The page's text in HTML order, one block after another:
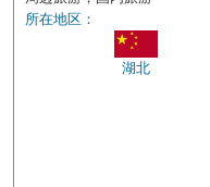
所在地区：
湖北